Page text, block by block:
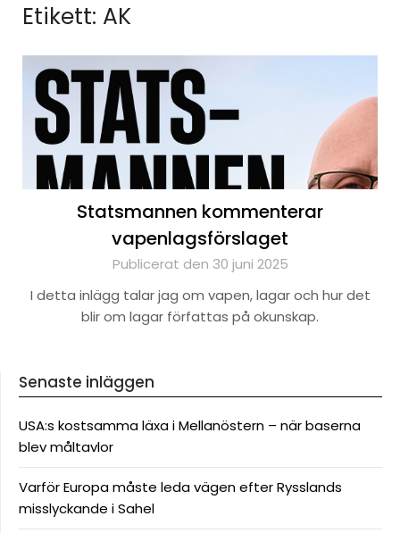
Etikett: AK
Statsmannen kommenterar
vapenlagsförslaget
Publicerat den 30 juni 2025
I detta inlägg talar jag om vapen, lagar och hur det
blir om lagar författas på okunskap.
Senaste inläggen
USA:s kostsamma läxa i Mellanöstern – när baserna
blev måltavlor
Varför Europa måste leda vägen efter Rysslands
misslyckande i Sahel